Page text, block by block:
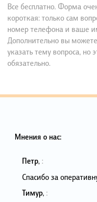
Все бесплатно. Форма
короткая: только сам
номер телефона и ваше
Дополнительно вы можете
указать тему вопроса, но
обязательно.
Мнения о нас:
Петр, :
Спасибо за
Тимур, :